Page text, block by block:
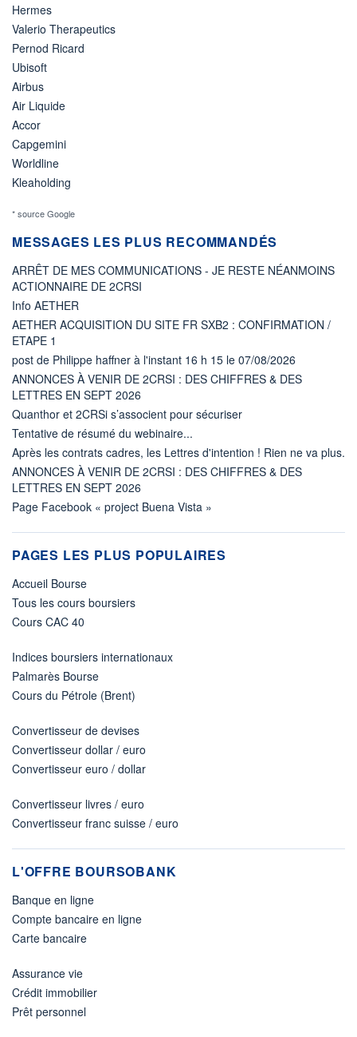
Hermes
Valerio Therapeutics
Pernod Ricard
Ubisoft
Airbus
Air Liquide
Accor
Capgemini
Worldline
Kleaholding
* source Google
MESSAGES LES PLUS RECOMMANDÉS
ARRÊT DE MES COMMUNICATIONS - JE RESTE NÉANMOINS
ACTIONNAIRE DE 2CRSI
Info AETHER
AETHER ACQUISITION DU SITE FR SXB2 : CONFIRMATION /
ETAPE 1
post de Philippe haffner à l'instant 16 h 15 le 07/08/2026
ANNONCES À VENIR DE 2CRSI : DES CHIFFRES & DES
LETTRES EN SEPT 2026
Quanthor et 2CRSi s’associent pour sécuriser
Tentative de résumé du webinaire...
Après les contrats cadres, les Lettres d'intention ! Rien ne va plus.
ANNONCES À VENIR DE 2CRSI : DES CHIFFRES & DES
LETTRES EN SEPT 2026
Page Facebook « project Buena Vista »
PAGES LES PLUS POPULAIRES
Accueil Bourse
Tous les cours boursiers
Cours CAC 40
Indices boursiers internationaux
Palmarès Bourse
Cours du Pétrole (Brent)
Convertisseur de devises
Convertisseur dollar / euro
Convertisseur euro / dollar
Convertisseur livres / euro
Convertisseur franc suisse / euro
L'OFFRE BOURSOBANK
Banque en ligne
Compte bancaire en ligne
Carte bancaire
Assurance vie
Crédit immobilier
Prêt personnel